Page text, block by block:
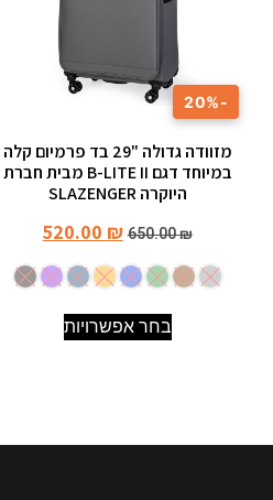
-20%
מזוודה גדולה "29 בד פרמיום קלה
במיוחד דגם B-LITE II מבית חברת
היוקרה SLAZENGER
650.00₪
520.00 ₪
בחר אפשרויות